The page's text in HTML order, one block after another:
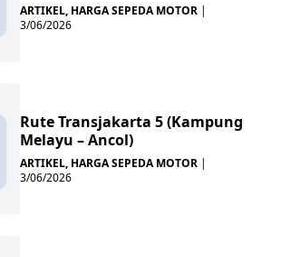
ARTIKEL, HARGA SEPEDA MOTOR |
3/06/2026
Rute Transjakarta 5 (Kampung
Melayu – Ancol)
ARTIKEL, HARGA SEPEDA MOTOR |
3/06/2026